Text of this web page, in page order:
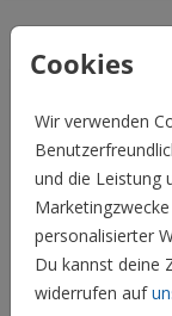
Cookies
Wir verwenden
und die Leistung
personalisierter
Du kannst deine
widerrufen auf